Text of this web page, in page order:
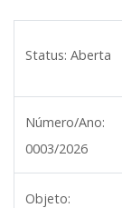
Status: Aberta
Número/Ano:
0003/2026
Objeto: